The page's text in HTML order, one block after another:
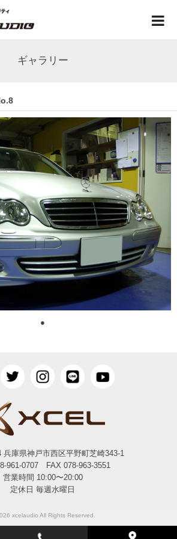
ギャラリー
●
兵庫県神戸市西区平野町芝崎343-1
961-0707 FAX 078-963-3551
営業時間 10:00〜20:00
定休日 毎週水曜日
xcelaudio All Rights Reserved.